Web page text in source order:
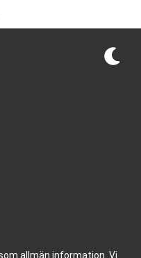
allmän information. Vi